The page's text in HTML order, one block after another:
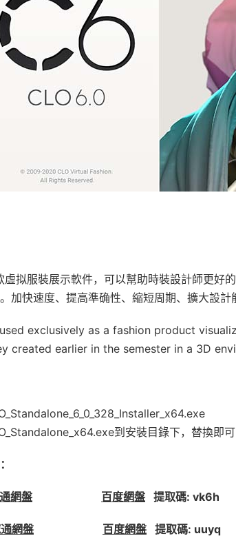
虛拟服裝展示軟件，可以幫助時裝設計師更好
加快速度、提高準确性、縮短周期、擴大設計
exclusively as a fashion product
created earlier in the semester in a 3D
到安裝目錄下，替換即可
網盤 百度網盤 提取碼: vk6h
網盤 百度網盤 提取碼: uuyq